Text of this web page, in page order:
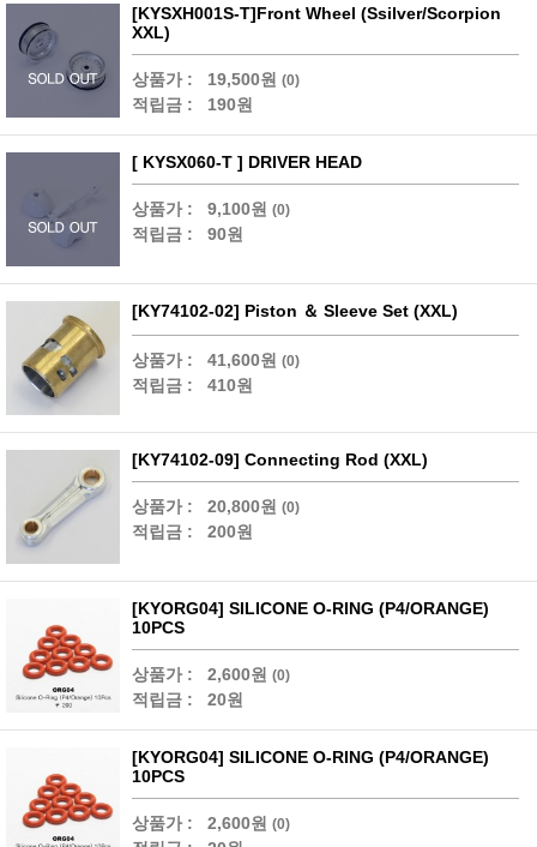
[KYSXH001S-T]Front Wheel (Ssilver/Scorpion
XXL)
상품가 : 19,500원 (0)
적립금 : 190원
[ KYSX060-T ] DRIVER HEAD
상품가 : 9,100원 (0)
적립금 : 90원
[KY74102-02] Piston ＆ Sleeve Set (XXL)
상품가 : 41,600원 (0)
적립금 : 410원
[KY74102-09] Connecting Rod (XXL)
상품가 : 20,800원 (0)
적립금 : 200원
[KYORG04] SILICONE O-RING (P4/ORANGE)
10PCS
상품가 : 2,600원 (0)
적립금 : 20원
[KYORG04] SILICONE O-RING (P4/ORANGE)
10PCS
상품가 : 2,600원 (0)